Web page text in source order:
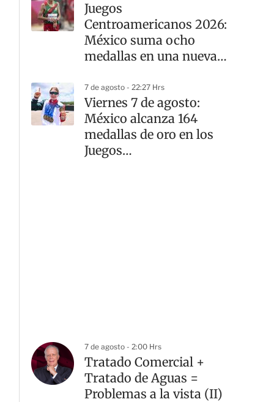
Juegos
Centroamericanos 2026:
México suma ocho
medallas en una nueva
7 de agosto - 22:27 Hrs
Viernes 7 de agosto:
México alcanza 164
medallas de oro en los
Juegos
7 de agosto - 2:00 Hrs
Tratado Comercial +
Tratado de Aguas =
Problemas a la vista (II)